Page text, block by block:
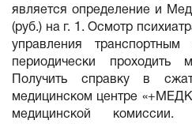
является определение и
(руб.) на г. 1. Осмотр
управления
периодически проходить
Получить справку в
медицинском центре
медицинской комиссии.